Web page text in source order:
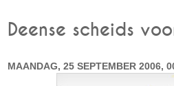
Deense scheids
MAANDAG, 25 SEPTEMBER 2006,